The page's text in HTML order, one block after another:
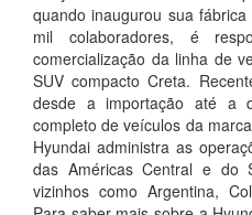
quando inaugurou sua
mil colaboradores, é
comercialização da linha de
SUV compacto Creta.
desde a importação até a
completo de veículos da
Hyundai administra as
das Américas Central e do
vizinhos como Argentina,